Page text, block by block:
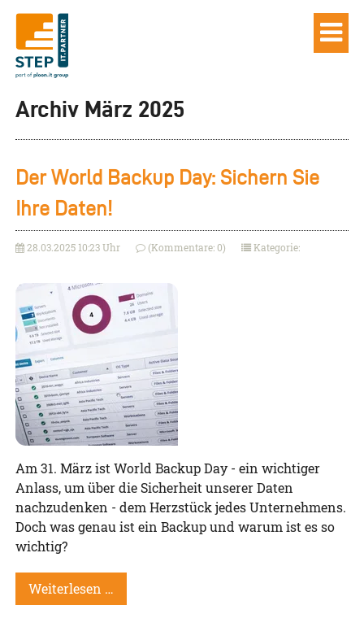
Archiv März 2025
Der World Backup Day: Sichern Sie
Ihre Daten!
28.03.2025 10:23 Uhr (Kommentare: 0) Kategorie:
Am 31. März ist World Backup Day - ein wichtiger
Anlass, um über die Sicherheit unserer Daten
nachzudenken - dem Herzstück jedes Unternehmens.
Doch was genau ist ein Backup und warum ist es so
wichtig?
Weiterlesen …